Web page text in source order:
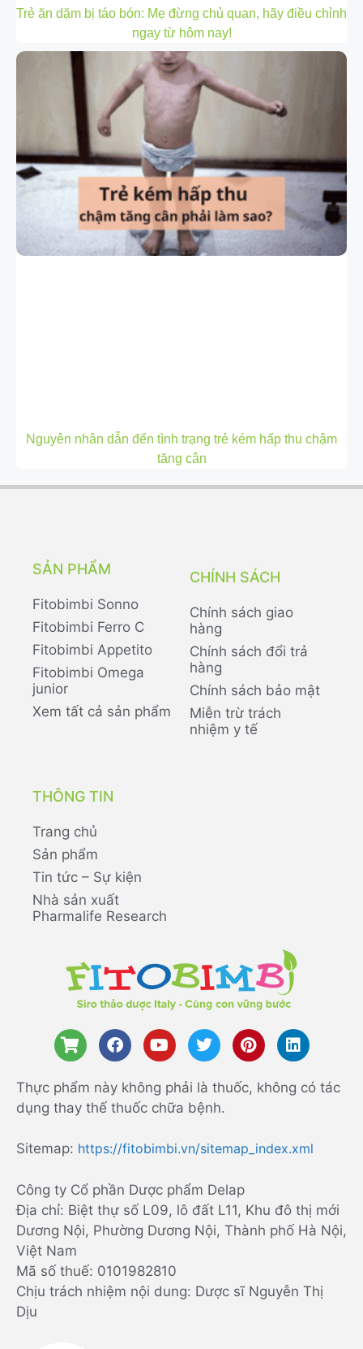
Trẻ ăn dặm bị táo bón: Mẹ đừng chủ quan, hãy điều chỉnh
ngay từ hôm nay!
Nguyên nhân dẫn đến tình trạng trẻ kém hấp thu chậm
tăng cân
SẢN PHẨM
Fitobimbi Sonno
Fitobimbi Ferro C
Fitobimbi Appetito
Fitobimbi Omega
junior
Xem tất cả sản phẩm
CHÍNH SÁCH
Chính sách giao
hàng
Chính sách đổi trả
hàng
Chính sách bảo mật
Miễn trừ trách
nhiệm y tế
THÔNG TIN
Trang chủ
Sản phẩm
Tin tức – Sự kiện
Nhà sản xuất
Pharmalife Research
Thực phẩm này không phải là thuốc, không có tác
dụng thay thế thuốc chữa bệnh.
Sitemap: https://fitobimbi.vn/sitemap_index.xml
Công ty Cổ phần Dược phẩm Delap
Địa chỉ: Biệt thự số L09, lô đất L11, Khu đô thị mới
Dương Nội, Phường Dương Nội, Thành phố Hà Nội,
Việt Nam
Mã số thuế: 0101982810
Chịu trách nhiệm nội dung: Dược sĩ Nguyễn Thị
Dịu